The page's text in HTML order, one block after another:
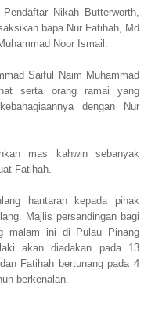
Nikah Butterworth,
bapa Nur Fatihah, Md
Noor Ismail.
Saiful Naim Muhammad
serta orang ramai yang
dengan Nur
mas kahwin sebanyak
Fatihah.
hantaran kepada pihak
Majlis persandingan bagi
malam ini di Pulau Pinang
akan diadakan pada 13
Fatihah bertunang pada 4
berkenalan.